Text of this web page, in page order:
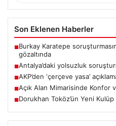
Son Eklenen Haberler
■Burkay Karatepe
gözaltında
■Antalya’daki yolsuzluk
■AKP’den ‘çerçeve yasa’
■Açık Alan Mimarisinde Konfor
■Dorukhan Toköz’ün Yeni Kulüp